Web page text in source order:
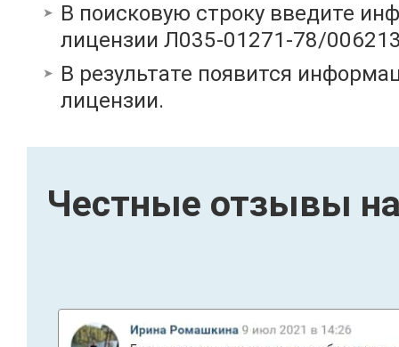
В поисковую строку введите
лицензии Л035-01271-78/
В результате появится
лицензии.
Честные отзывы